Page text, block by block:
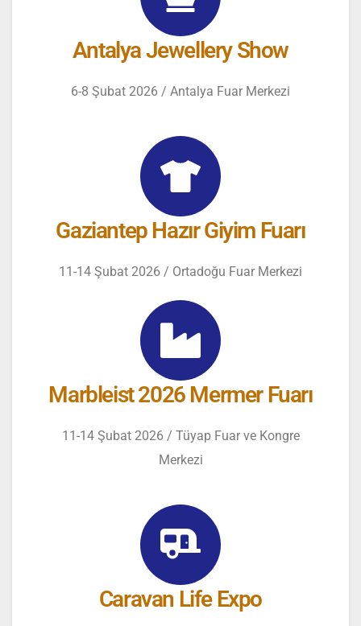
Antalya Jewellery Show
6-8 Şubat 2026 / Antalya Fuar Merkezi
Gaziantep Hazır Giyim Fuarı
11-14 Şubat 2026 / Ortadoğu Fuar Merkezi
Marbleist 2026 Mermer Fuarı
11-14 Şubat 2026 / Tüyap Fuar ve Kongre
Merkezi
Caravan Life Expo